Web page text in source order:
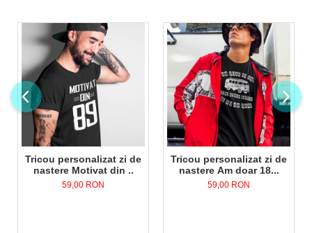
Tricou personalizat zi de
nastere Motivat din ..
59,00 RON
Tricou personalizat zi de
nastere Am doar 18...
59,00 RON